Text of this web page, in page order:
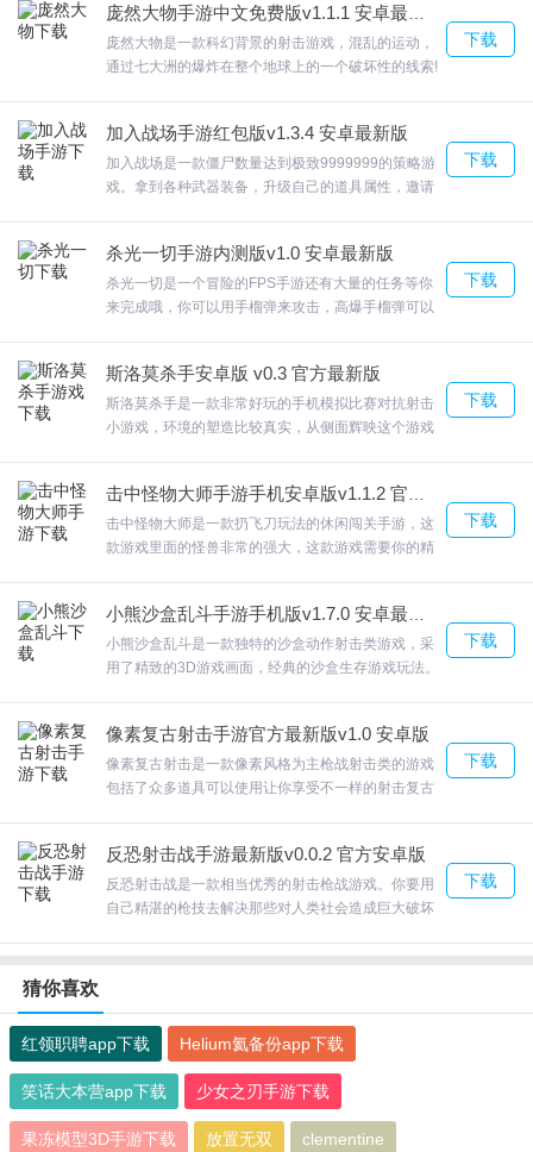
解救人民的安全。简单通俗易懂的游戏玩法和内容，
却考验着玩家的技术能力和智慧。这款游戏画面精致
而逼真，完美还原了无人机飞行的状态，体验感良
庞然大物是一款科幻背景的射击游戏，混乱的运动，
通过七大洲的爆炸在整个地球上的一个破坏性的线索!
攻的军队会越来越强大。搜集沿途的道具奖励，轻松
的帮助你更好的闯关，享受成功的快感。欢迎来合众
软件园下载体验。
下载
加入战场手游红包版v1.3.4 安卓最新版
加入战场是一款僵尸数量达到极致9999999的策略游
戏。拿到各种武器装备，升级自己的道具属性，邀请
个不同属性的怪物的设置可以完全组合和匹配来抵抗
攻击。欢迎来合众软件园下载体验。
下载
杀光一切手游内测版v1.0 安卓最新版
杀光一切是一个冒险的FPS手游还有大量的任务等你
来完成哦，你可以用手榴弹来攻击，高爆手榴弹可以
张有趣的关卡挑战，感受最热血的枪战。欢迎来合众
软件园下载体验。
下载
斯洛莫杀手安卓版 v0.3 官方最新版
斯洛莫杀手是一款非常好玩的手机模拟比赛对抗射击
小游戏，环境的塑造比较真实，从侧面辉映这个游戏
除；然后趁机消灭敌人，有超过30个不同等级的关
卡，欢迎来合众软件园下载体验。
下载
击中怪物大师是一款扔飞刀玩法的休闲闯关手游，这
款游戏里面的怪兽非常的强大，这款游戏需要你的精
一款具有艺术色彩和美感的游戏。只需选择一种武器
并扔掉即可。玩家需要看准目标移动的时机，欢迎来
合众软件园下载体验。
下载
小熊沙盒乱斗是一款独特的沙盒动作射击类游戏，采
用了精致的3D游戏画面，经典的沙盒生存游戏玩法。
在这里玩家需要扮演一只小熊来进行各种的闯关。欢
迎来合众软件园下载体验。
下载
像素复古射击手游官方最新版v1.0 安卓版
像素复古射击是一款像素风格为主枪战射击类的游戏
包括了众多道具可以使用让你享受不一样的射击复古
采用了非常复古的像素风会带给你不一样的游戏感
觉。像素复古射击消灭所有进攻的敌人，欢迎来合众
软件园下载体验。
下载
反恐射击战手游最新版v0.0.2 官方安卓版
反恐射击战是一款相当优秀的射击枪战游戏。你要用
自己精湛的枪技去解决那些对人类社会造成巨大破坏
件园下载体验。
下载
猜你喜欢
红领职聘app下载 Helium氦备份app下载
笑话大本营app下载 少女之刃手游下载
果冻模型3D手游下载 放置无双 clementine